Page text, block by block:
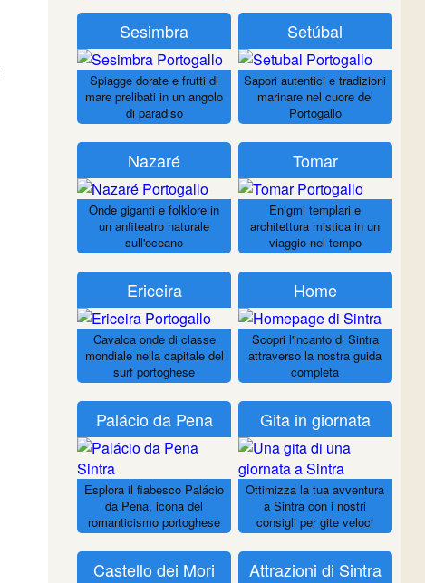
Sesimbra
Spiagge dorate e frutti di
mare prelibati in un angolo
di paradiso
Setúbal
Sapori autentici e tradizioni
marinare nel cuore del
Portogallo
Nazaré
Onde giganti e folklore in
un anfiteatro naturale
sull'oceano
Tomar
Enigmi templari e
architettura mistica in un
viaggio nel tempo
Ericeira
Cavalca onde di classe
mondiale nella capitale del
surf portoghese
Home
Scopri l'incanto di Sintra
attraverso la nostra guida
completa
Palácio da Pena
Esplora il fiabesco Palácio
da Pena, icona del
romanticismo portoghese
Gita in giornata
Ottimizza la tua avventura
a Sintra con i nostri
consigli per gite veloci
Castello dei Mori Attrazioni di Sintra